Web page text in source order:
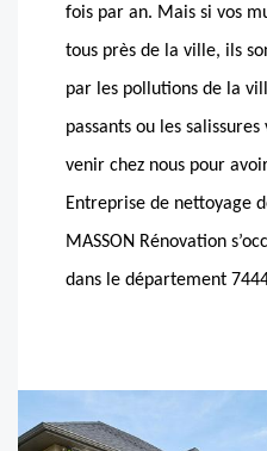
fois par an. Mais si vos
tous près de la ville, ils
par les pollutions de la
passants ou les salissures
venir chez nous pour
Entreprise de nettoyage
MASSON Rénovation
dans le département